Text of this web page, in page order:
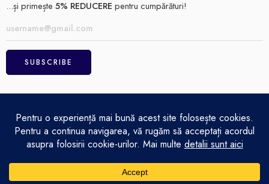
...și primește 5% REDUCERE pentru cumpărături!
ELECTRO MAGAZIN SRL© 2026
Achitare Politică de confidențialitate Termeni și condiții